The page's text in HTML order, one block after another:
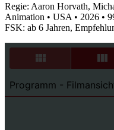
Regie: Aaron Horvath,
Animation • USA • 2026 •
FSK: ab 6 Jahren,